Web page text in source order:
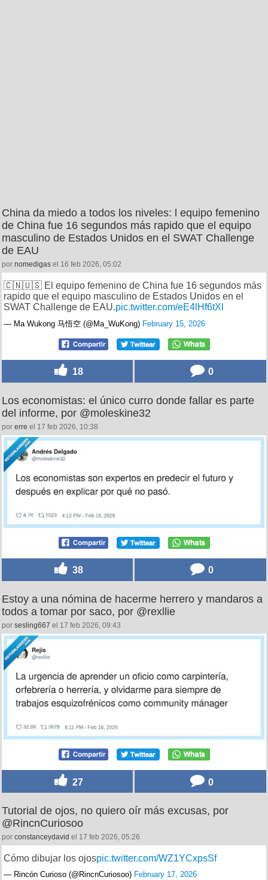
China da miedo a todos los niveles: l equipo femenino
de China fue 16 segundos más rapido que el equipo
masculino de Estados Unidos en el SWAT Challenge
de EAU
por nomedigas el 16 feb 2026, 05:02
🇨🇳🇺🇸 El equipo femenino de China fue 16 segundos más
rapido que el equipo masculino de Estados Unidos en el
SWAT Challenge de EAU.pic.twitter.com/eE4lHf6tXl
— Ma Wukong 马悟空 (@Ma_WuKong) February 15, 2026
18 0
Los economistas: el único curro donde fallar es parte
del informe, por @moleskine32
por erre el 17 feb 2026, 10:38
38 0
Estoy a una nómina de hacerme herrero y mandaros a
todos a tomar por saco, por @rexllie
por sesling667 el 17 feb 2026, 09:43
27 0
Tutorial de ojos, no quiero oír más excusas, por
@RincnCuriosoo
por constanceydavid el 17 feb 2026, 05:26
Cómo dibujar los ojospic.twitter.com/WZ1YCxpsSf
— Rincón Curioso (@RincnCuriosoo) February 17, 2026